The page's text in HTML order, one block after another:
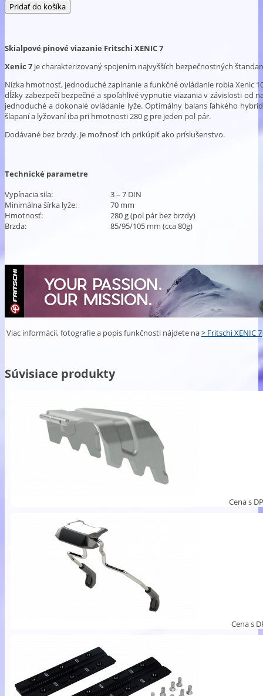
Skialpové pinové viazanie Fritschi XENIC 7
Xenic 7 je charakterizovaný spojením najvyšších bezpečnostných
Nízka hmotnosť, jednoduché zapínanie a funkčné ovládanie robia Xenic
dĺžky zabezpečí bezpečné a spoľahlivé vypnutie viazania v závislosti
jednoduché a dokonalé ovládanie lyže. Optimálny balans ľahkého
šlapaní a lyžovaní iba pri hmotnosti 280 g pre jeden pol pár.
Dodávané bez brzdy. Je možnosť ich prikúpiť ako príslušenstvo.
Technické parametre
Vypínacia sila:
3 – 7 DIN
Minimálna šírka lyže:
70 mm
Hmotnosť:
280 g (pol pár bez brzdy)
Brzda:
85/95/105 mm (cca 80g)
Viac informácii, fotografie a popis funkčnosti nájdete na> Fritschi XENIC 7
Súvisiace produkty
Cena s
Cena s